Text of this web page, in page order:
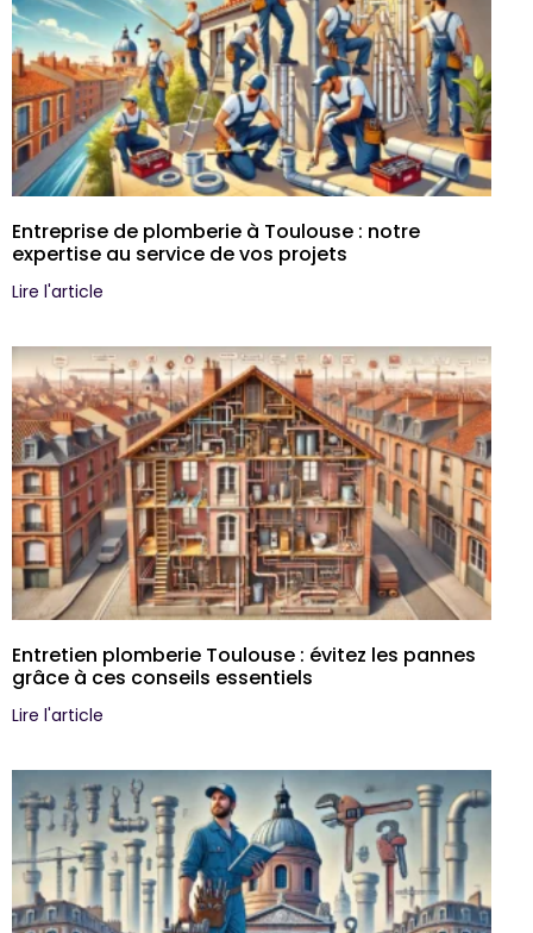
Entreprise de plomberie à Toulouse : notre
expertise au service de vos projets
Lire l'article
Entretien plomberie Toulouse : évitez les pannes
grâce à ces conseils essentiels
Lire l'article